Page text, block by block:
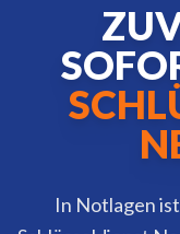
In Notlagen